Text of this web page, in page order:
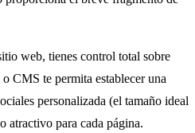
web, tienes control total sobre
CMS te permita establecer una
personalizada (el tamaño ideal
atractivo para cada página.